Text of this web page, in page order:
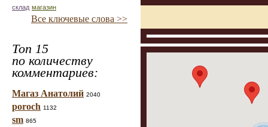
склад магазин
Все ключевые слова >>
Топ 15
по количеству
комментариев:
Магаз Анатолий 2040
poroch 1132
sm 865